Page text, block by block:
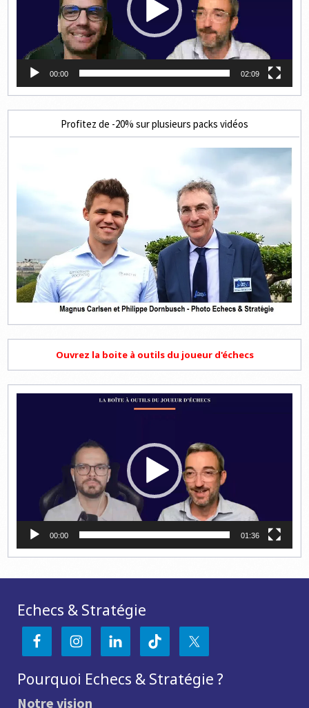
00:00 02:09
Profitez de -20% sur plusieurs packs vidéos
Ouvrez la boite à outils du joueur d'échecs
00:00 01:36
Echecs & Stratégie
Pourquoi Echecs & Stratégie ?
Notre vision